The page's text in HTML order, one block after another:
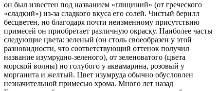
он был известен под названием «глициний» (от греческого
«сладкий») из-за сладкого вкуса его солей. Чистый берилл
бесцветен, но благодаря почти неизменному присутствию
примесей он приобретает различную окраску. Наиболее часты
следующие цвета: зеленый (он столь своеобразен у этой
разновидности, что соответствующий оттенок получил
название изумрудно-зеленого), от зеленоватого (цвета
морской волны) но голубого у аквамарина, розовый у
морганита и желтый. Цвет изумруда обычно обусловлен
незначительной примесью хрома. Много лет назад